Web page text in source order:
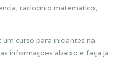
raciocínio matemático,
curso para iniciantes na
informações abaixo e faça já